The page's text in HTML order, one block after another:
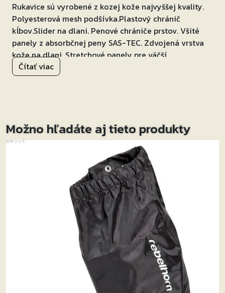
Rukavice sú vyrobené z kozej kože najvyššej kvality.
Polyesterová mesh podšívka.Plastový chránič
kĺbov.Slider na dlani. Penové chrániče prstov. Všité
panely z absorbčnej peny SAS-TEC. Zdvojená vrstva
kože na dlani. Stretchové panely pre väčší
komfort.FingerTouch umožňujúci ovládanie
dotykových obrazoviek. Zapínanie pomocou manžety
Čítať viac
Možno hľadáte aj tieto produkty